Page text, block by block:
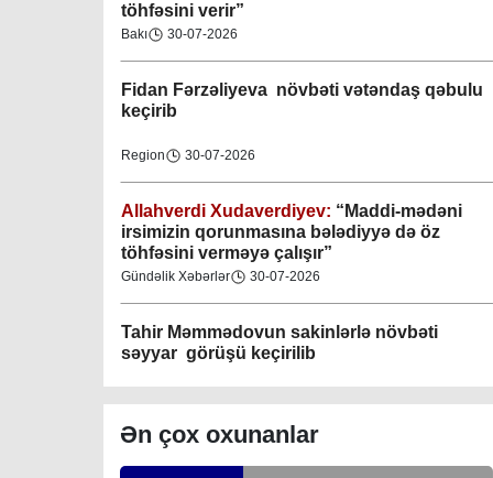
töhfəsini verir”
Bakı 30-07-2026
Fidan Fərzəliyeva növbəti vətəndaş qəbulu
keçirib
Region 30-07-2026
Allahverdi Xudaverdiyev: “Maddi-mədəni
irsimizin qorunmasına bələdiyyə də öz
töhfəsini verməyə çalışır”
Gündəlik Xəbərlər 30-07-2026
Tahir Məmmədovun sakinlərlə növbəti
səyyar görüşü keçirilib
Elşad Vəliyev:
təmin olunması və fövqəladə hallara operativ
Ən çox oxunanlar
Gəncə şəhəri Nizami bələdiyyəsi
M.Ə.Rəsuzladə bələdiyyəsi
07-04-2023
Xətai bələdiyyəsi
07-04-2023
Mingəçevir bələdiyyəsi
Nərimanov bələdiyyəsi